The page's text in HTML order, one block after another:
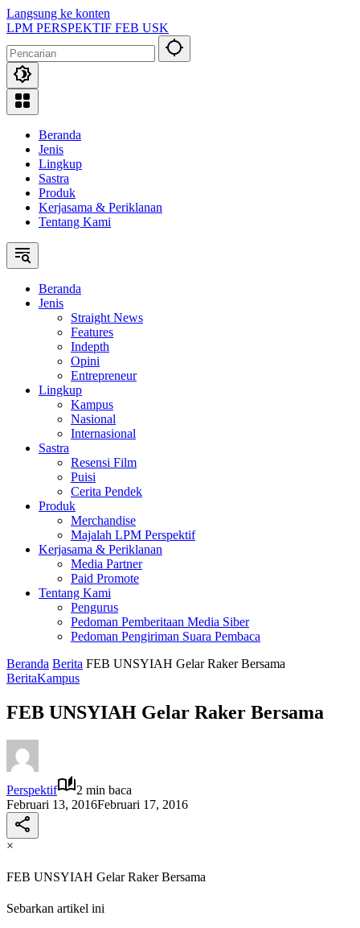
Langsung ke konten
LPM PERSPEKTIF FEB USK
Beranda
Jenis
Lingkup
Sastra
Produk
Kerjasama & Periklanan
Tentang Kami
Beranda
Jenis
Straight News
Features
Indepth
Opini
Entrepreneur
Lingkup
Kampus
Nasional
Internasional
Sastra
Resensi Film
Puisi
Cerita Pendek
Produk
Merchandise
Majalah LPM Perspektif
Kerjasama & Periklanan
Media Partner
Paid Promote
Tentang Kami
Pengurus
Pedoman Pemberitaan Media Siber
Pedoman Pengiriman Suara Pembaca
Beranda Berita FEB UNSYIAH Gelar Raker Bersama
BeritaKampus
FEB UNSYIAH Gelar Raker Bersama
Perspektif
2 min baca
Februari 13, 2016Februari 17, 2016
×
FEB UNSYIAH Gelar Raker Bersama
Sebarkan artikel ini